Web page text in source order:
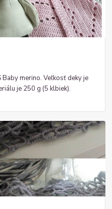
Baby merino. Veľkosť deky je
je 250 g (5 klbiek).